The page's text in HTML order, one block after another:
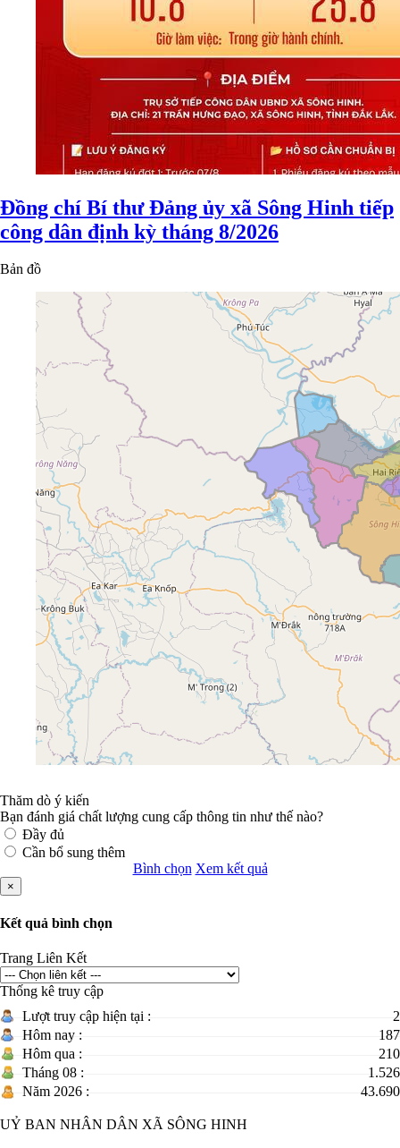
Đồng chí Bí thư Đảng ủy xã Sông Hinh tiếp
công dân định kỳ tháng 8/2026
Bản đồ
Thăm dò ý kiến
Bạn đánh giá chất lượng cung cấp thông tin như thế nào?
Đầy đủ
Cần bổ sung thêm
Bình chọn Xem kết quả
×
Kết quả bình chọn
Trang Liên Kết
Thống kê truy cập
Lượt truy cập hiện tại :
2
Hôm nay :
187
Hôm qua :
210
Tháng 08 :
1.526
Năm 2026 :
43.690
UỶ BAN NHÂN DÂN XÃ SÔNG HINH